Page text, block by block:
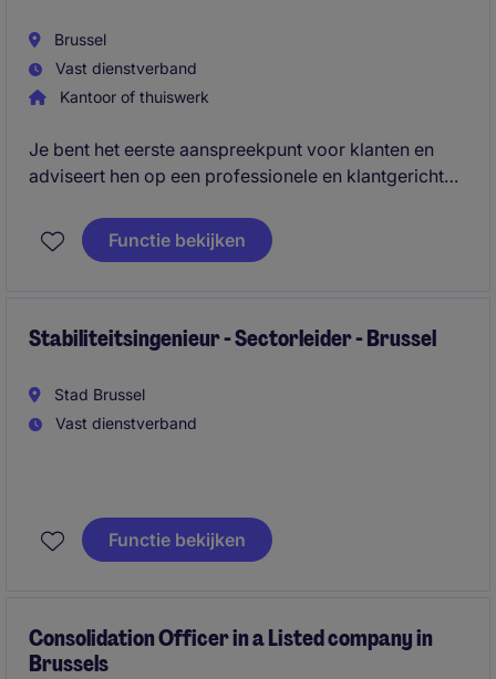
Brussel
Vast dienstverband
Kantoor of thuiswerk
Je bent het eerste aanspreekpunt voor klanten en
adviseert hen op een professionele en klantgerichte
verzekeringsoplossingen voor te stellen.
Functie bekijken
Stabiliteitsingenieur - Sectorleider - Brussel
Stad Brussel
Vast dienstverband
Functie bekijken
Consolidation Officer in a Listed company in
Brussels